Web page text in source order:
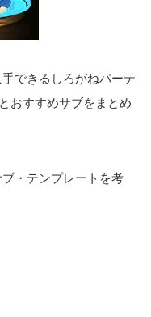
できるしろがねパーテ
おすすめサブをまとめ
・テンプレートを考